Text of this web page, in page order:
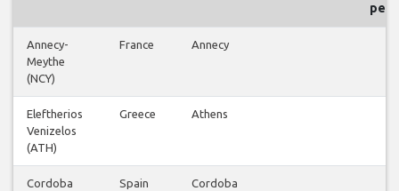
Annecy-
Meythe
(NCY)
France Annecy
Eleftherios
Venizelos
(ATH)
Greece Athens
Cordoba
Spain Cordoba